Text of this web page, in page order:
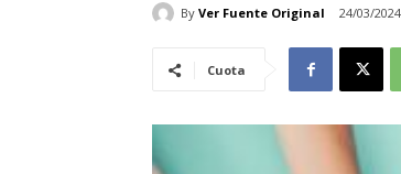
By Ver Fuente Original 24/03/2024
Cuota